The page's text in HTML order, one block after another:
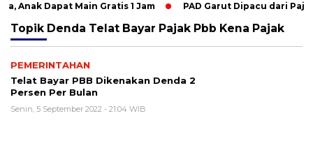
Anak Dapat Main Gratis 1 Jam PAD Garut Dipacu dari
Topik Denda Telat Bayar Pajak Pbb Kena Pajak
PEMERINTAHAN
Telat Bayar PBB Dikenakan Denda 2
Persen Per Bulan
Senin, 5 September 2022 - 21:04 WIB